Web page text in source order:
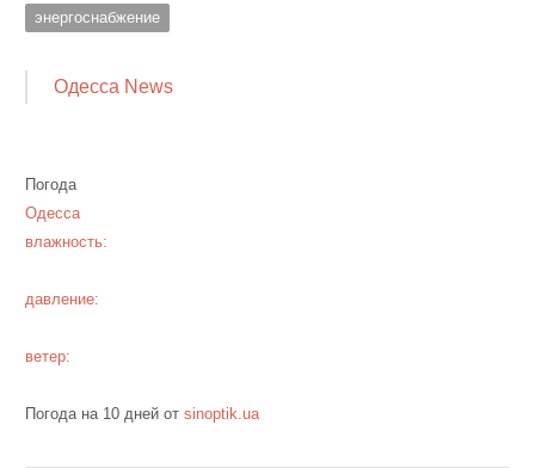
энергоснабжение
Одесса News
Погода
Одесса
влажность:
давление:
ветер:
Погода на 10 дней от sinoptik.ua